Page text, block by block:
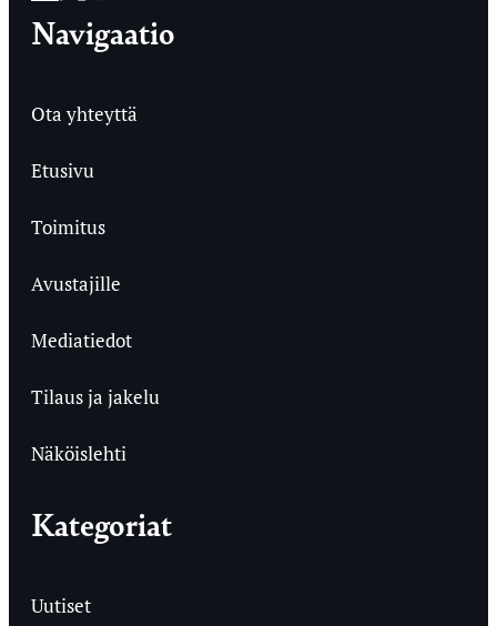
Navigaatio
Ota yhteyttä
Etusivu
Toimitus
Avustajille
Mediatiedot
Tilaus ja jakelu
Näköislehti
Kategoriat
Uutiset